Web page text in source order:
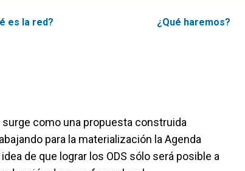
es la red? ¿Qué haremos?
surge como una propuesta construida
para la materialización la Agenda
de que lograr los ODS sólo será posible a